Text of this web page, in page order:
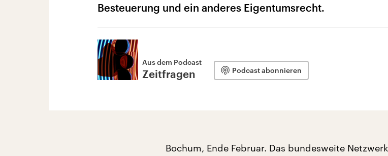
Besteuerung und ein anderes Eigentumsrecht.
Aus dem Podcast
Zeitfragen Podcast abonnieren
Bochum, Ende Februar. Das bundesweite